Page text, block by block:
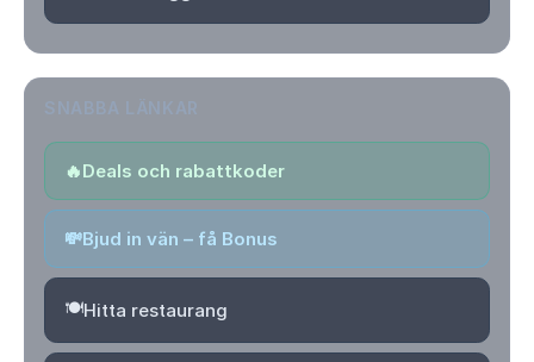
🔥Deals och rabattkoder
💸Bjud in vän – få Bonus
🍽️Hitta restaurang